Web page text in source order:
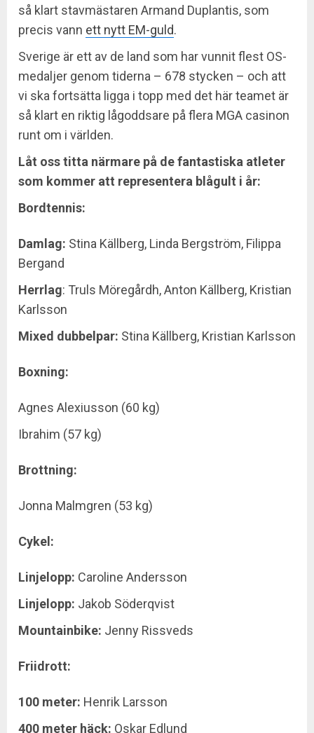
så klart stavmästaren Armand Duplantis, som
precis vann ett nytt EM-guld.
Sverige är ett av de land som har vunnit flest OS-
medaljer genom tiderna – 678 stycken – och att
vi ska fortsätta ligga i topp med det här teamet är
så klart en riktig lågoddsare på flera MGA casinon
runt om i världen.
Låt oss titta närmare på de fantastiska atleter
som kommer att representera blågult i år:
Bordtennis:
Damlag: Stina Källberg, Linda Bergström, Filippa
Bergand
Herrlag: Truls Möregårdh, Anton Källberg, Kristian
Karlsson
Mixed dubbelpar: Stina Källberg, Kristian Karlsson
Boxning:
Agnes Alexiusson (60 kg)
Ibrahim (57 kg)
Brottning:
Jonna Malmgren (53 kg)
Cykel:
Linjelopp: Caroline Andersson
Linjelopp: Jakob Söderqvist
Mountainbike: Jenny Rissveds
Friidrott:
100 meter: Henrik Larsson
400 meter häck: Oskar Edlund